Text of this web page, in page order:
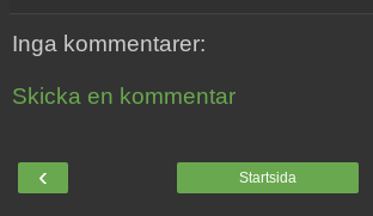
Inga kommentarer:
Skicka en kommentar
‹ Startsida